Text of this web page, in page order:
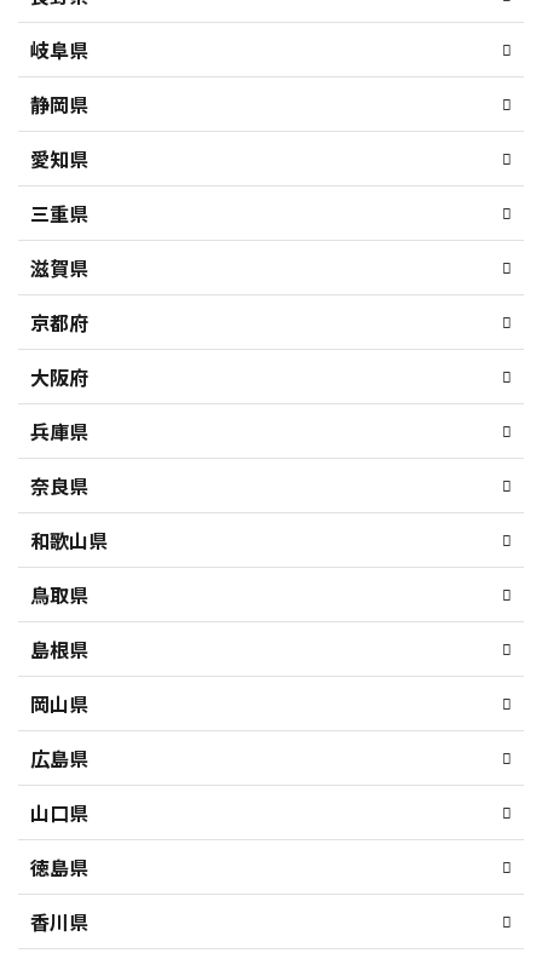
岐阜県
静岡県
愛知県
三重県
滋賀県
京都府
大阪府
兵庫県
奈良県
和歌山県
鳥取県
島根県
岡山県
広島県
山口県
徳島県
香川県